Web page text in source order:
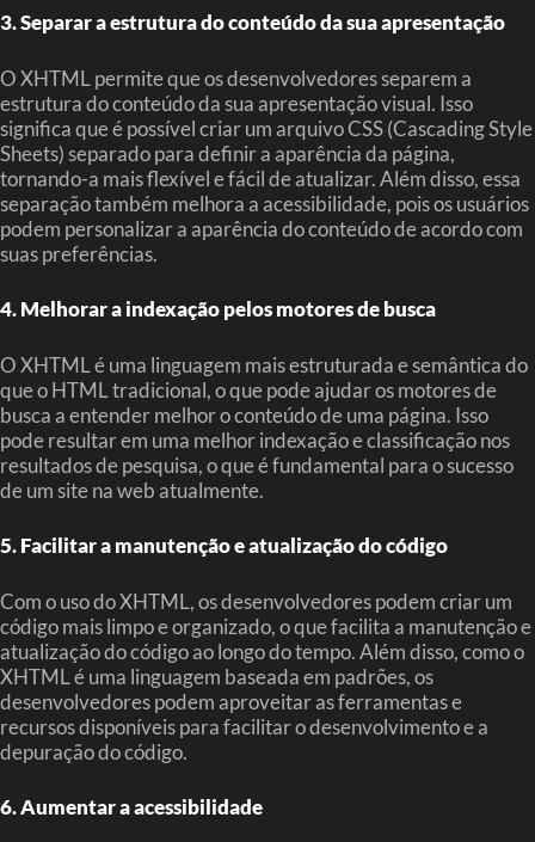
3. Separar a estrutura do conteúdo da sua apresentação
O XHTML permite que os desenvolvedores separem a
estrutura do conteúdo da sua apresentação visual. Isso
significa que é possível criar um arquivo CSS (Cascading Style
Sheets) separado para definir a aparência da página,
tornando-a mais flexível e fácil de atualizar. Além disso, essa
separação também melhora a acessibilidade, pois os usuários
podem personalizar a aparência do conteúdo de acordo com
suas preferências.
4. Melhorar a indexação pelos motores de busca
O XHTML é uma linguagem mais estruturada e semântica do
que o HTML tradicional, o que pode ajudar os motores de
busca a entender melhor o conteúdo de uma página. Isso
pode resultar em uma melhor indexação e classificação nos
resultados de pesquisa, o que é fundamental para o sucesso
de um site na web atualmente.
5. Facilitar a manutenção e atualização do código
Com o uso do XHTML, os desenvolvedores podem criar um
código mais limpo e organizado, o que facilita a manutenção e
atualização do código ao longo do tempo. Além disso, como o
XHTML é uma linguagem baseada em padrões, os
desenvolvedores podem aproveitar as ferramentas e
recursos disponíveis para facilitar o desenvolvimento e a
depuração do código.
6. Aumentar a acessibilidade